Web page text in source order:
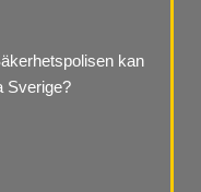
kan
Sverige?